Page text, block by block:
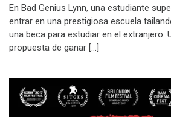
En Bad Genius Lynn, una estudiante
entrar en una prestigiosa escuela
una beca para estudiar en el extranjero.
propuesta de ganar […]